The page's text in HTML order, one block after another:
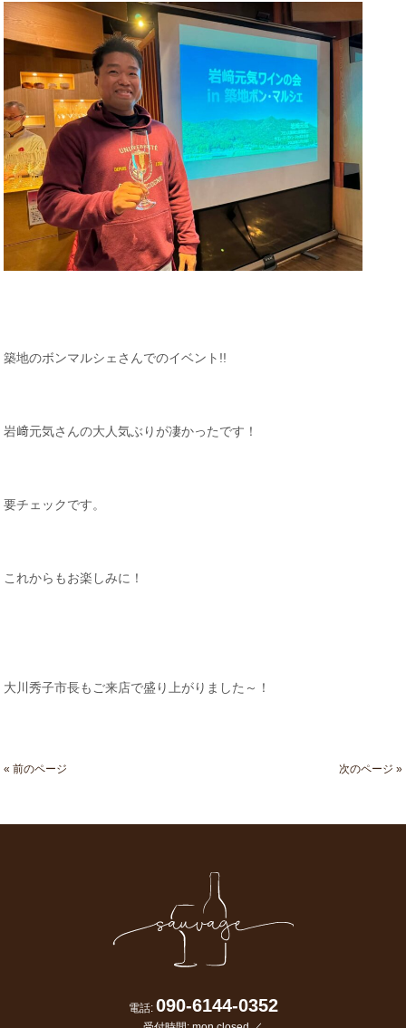
築地のボンマルシェさんでのイベント!!
岩﨑元気さんの大人気ぶりが凄かったです！
要チェックです。
これからもお楽しみに！
大川秀子市長もご来店で盛り上がりました～！
« 前のページ 次のページ »
電話: 090-6144-0352